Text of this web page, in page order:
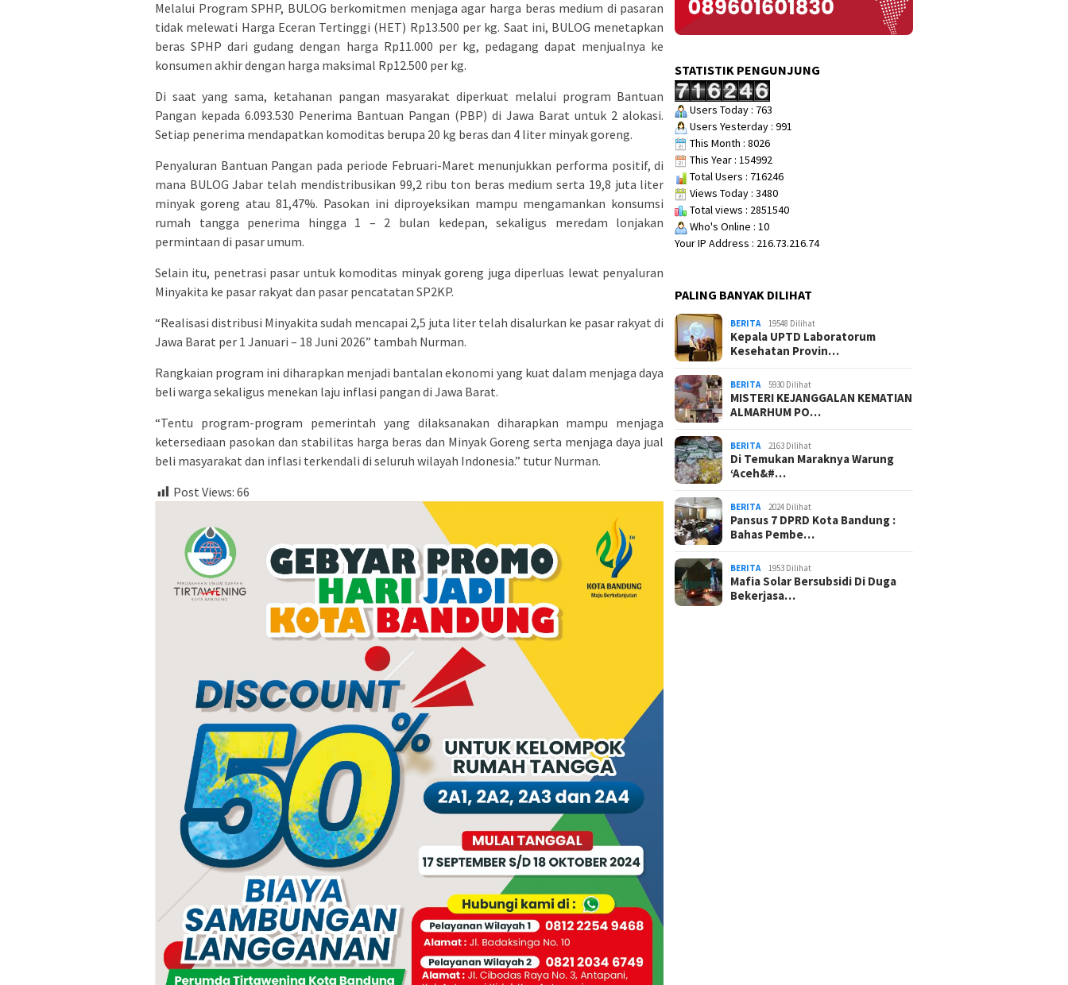
Melalui Program SPHP, BULOG berkomitmen menjaga agar harga beras medium di pasaran
tidak melewati Harga Eceran Tertinggi (HET) Rp13.500 per kg. Saat ini, BULOG menetapkan
beras SPHP dari gudang dengan harga Rp11.000 per kg, pedagang dapat menjualnya ke
konsumen akhir dengan harga maksimal Rp12.500 per kg.
Di saat yang sama, ketahanan pangan masyarakat diperkuat melalui program Bantuan
Pangan kepada 6.093.530 Penerima Bantuan Pangan (PBP) di Jawa Barat untuk 2 alokasi.
Setiap penerima mendapatkan komoditas berupa 20 kg beras dan 4 liter minyak goreng.
Penyaluran Bantuan Pangan pada periode Februari-Maret menunjukkan performa positif, di
mana BULOG Jabar telah mendistribusikan 99,2 ribu ton beras medium serta 19,8 juta liter
minyak goreng atau 81,47%. Pasokan ini diproyeksikan mampu mengamankan konsumsi
rumah tangga penerima hingga 1 – 2 bulan kedepan, sekaligus meredam lonjakan
permintaan di pasar umum.
Selain itu, penetrasi pasar untuk komoditas minyak goreng juga diperluas lewat penyaluran
Minyakita ke pasar rakyat dan pasar pencatatan SP2KP.
“Realisasi distribusi Minyakita sudah mencapai 2,5 juta liter telah disalurkan ke pasar rakyat di
Jawa Barat per 1 Januari – 18 Juni 2026” tambah Nurman.
Rangkaian program ini diharapkan menjadi bantalan ekonomi yang kuat dalam menjaga daya
beli warga sekaligus menekan laju inflasi pangan di Jawa Barat.
“Tentu program-program pemerintah yang dilaksanakan diharapkan mampu menjaga
ketersediaan pasokan dan stabilitas harga beras dan Minyak Goreng serta menjaga daya jual
beli masyarakat dan inflasi terkendali di seluruh wilayah Indonesia.” tutur Nurman.
Post Views: 66
STATISTIK PENGUNJUNG
Users Today : 763
Users Yesterday : 991
This Month : 8026
This Year : 154992
Total Users : 716246
Views Today : 3480
Total views : 2851540
Who's Online : 10
Your IP Address : 216.73.216.74
PALING BANYAK DILIHAT
BERITA 19548 Dilihat
Kepala UPTD Laboratorum
Kesehatan Provin…
BERITA 5930 Dilihat
MISTERI KEJANGGALAN KEMATIAN
ALMARHUM PO…
BERITA 2163 Dilihat
Di Temukan Maraknya Warung
‘Aceh&#…
BERITA 2024 Dilihat
Pansus 7 DPRD Kota Bandung :
Bahas Pembe…
BERITA 1953 Dilihat
Mafia Solar Bersubsidi Di Duga
Bekerjasa…